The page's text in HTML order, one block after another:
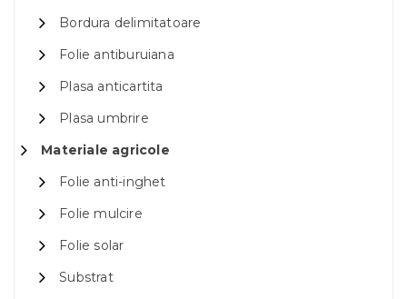
Bordura delimitatoare
Folie antiburuiana
Plasa anticartita
Plasa umbrire
Materiale agricole
Folie anti-inghet
Folie mulcire
Folie solar
Substrat